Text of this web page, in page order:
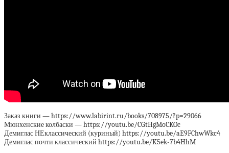
Заказ книги — https://www.labirint.ru/books/708975/?p=29066
Мюнхенские колбаски — https://youtu.be/CGtHgMoCKOc
Демиглас НЕклассический (куриный) https://youtu.be/aE9FChwWkc4
Демиглас почти классический https://youtu.be/K5ek-7b4HhM